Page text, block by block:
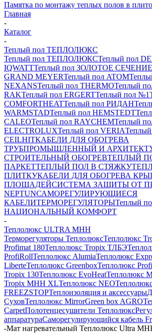
Памятка по монтажу теплых полов в
Главная
-
Каталог
-
Теплый пол ТЕПЛОЛЮКС
Теплый пол ТЕПЛОЛЮКСТеплый пол
IQWATTТеплый пол ЗОЛОТОЕ СЕЧЕНИЕ
GRAND MEYERТеплый пол ATOM
NEXANSТеплый пол THERMOТеплый
RAKТеплый пол ERGERTТеплый пол №1
COMFORTHEATТеплый пол РИДАН
WARMSTADТеплый пол HEMSTEDT
CALEOТеплый пол RAYCHEMТеплый
ELECTROLUXТеплый пол VERIA
CEILHITКАБЕЛИ ДЛЯ ОБОГРЕВА
ТРУБПРОМЫШЛЕННЫЙ И
СТРОИТЕЛЬНЫЙ ОБОГРЕВТЕПЛЫЙ
ПАРКЕТТЕПЛЫЙ ПОЛ В СТЯЖКУ
ПЛИТКУКАБЕЛИ ДЛЯ ОБОГРЕВА
ПЛОЩАДЕЙСИСТЕМА ЗАЩИТЫ ОТ
NEPTUNСАМОРЕГУЛИРУЮЩИЕСЯ
КАБЕЛИТЕРМОРЕГУЛЯТОРЫТеплый
НАЦИОНАЛЬНЫЙ КОМФОРТ
-
Теплолюкс ULTRA МНН
Терморегуляторы ТеплолюксТеплолюкс
Profimat 180Теплолюкс Tropix ТЛБЭ
ProfiRollТеплолюкс AlumiaТеплолюкс
LiberteТеплолюкс GreenboxТеплолюкс
Tropix 130Теплолюкс EvoHeatТеплолюкс
Tropix МНН XLТеплолюкс NEO
FREEZSTOPТеплоизоляция и аксессуары
СуховТеплолюкс MirrorGreen box AGRO
CarpetПолотенцесушители Теплолюкс
аппаратураCаморегулирующийся кабель
-Мат нагревательный Теплолюкс Ultra